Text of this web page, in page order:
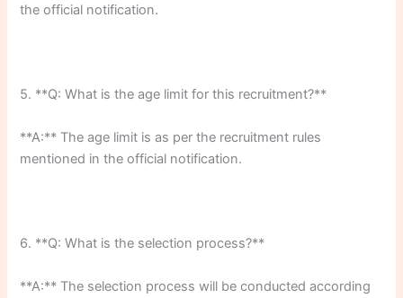
the official notification.
5. **Q: What is the age limit for this recruitment?**
**A:** The age limit is as per the recruitment rules
mentioned in the official notification.
6. **Q: What is the selection process?**
**A:** The selection process will be conducted according